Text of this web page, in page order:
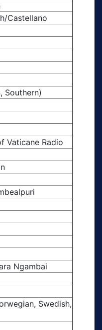
Castellano
Southern)
Vaticane Radio
Ngambai
Swedish,